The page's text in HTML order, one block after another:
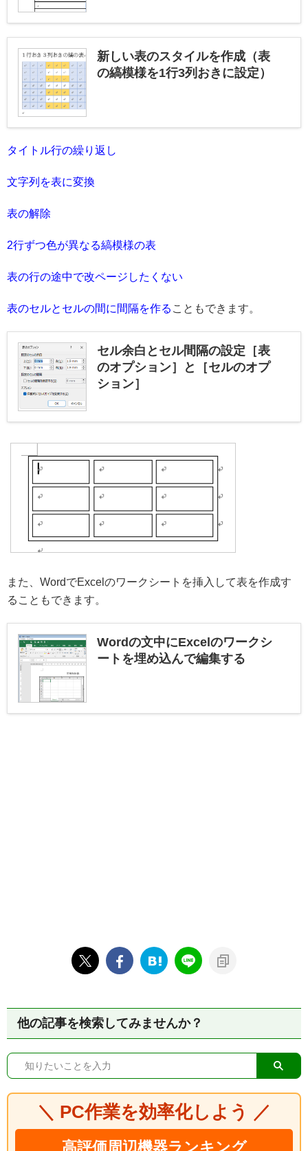
新しい表のスタイルを作成（表
の縞模様を1行3列おきに設定）
タイトル行の繰り返し
文字列を表に変換
表の解除
2行ずつ色が異なる縞模様の表
表の行の途中で改ページしたくない
表のセルとセルの間に間隔を作る こともできます。
セル余白とセル間隔の設定［表
のオプション］と［セルのオプ
ション］
また、WordでExcelのワークシートを挿入して表を作成す
ることもできます。
Wordの文中にExcelのワークシ
ートを埋め込んで編集する
他の記事を検索してみませんか？
＼ PC作業を効率化しよう ／
高評価周辺機器ランキング